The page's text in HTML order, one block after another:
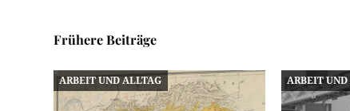
Frühere Beiträge
ARBEIT UND ALLTAG ARBEIT